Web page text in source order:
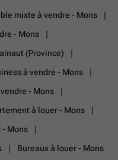
mixte à vendre - Mons
- Mons
(Province)
à vendre - Mons
- Mons
à louer - Mons
- Mons
Bureaux à louer - Mons